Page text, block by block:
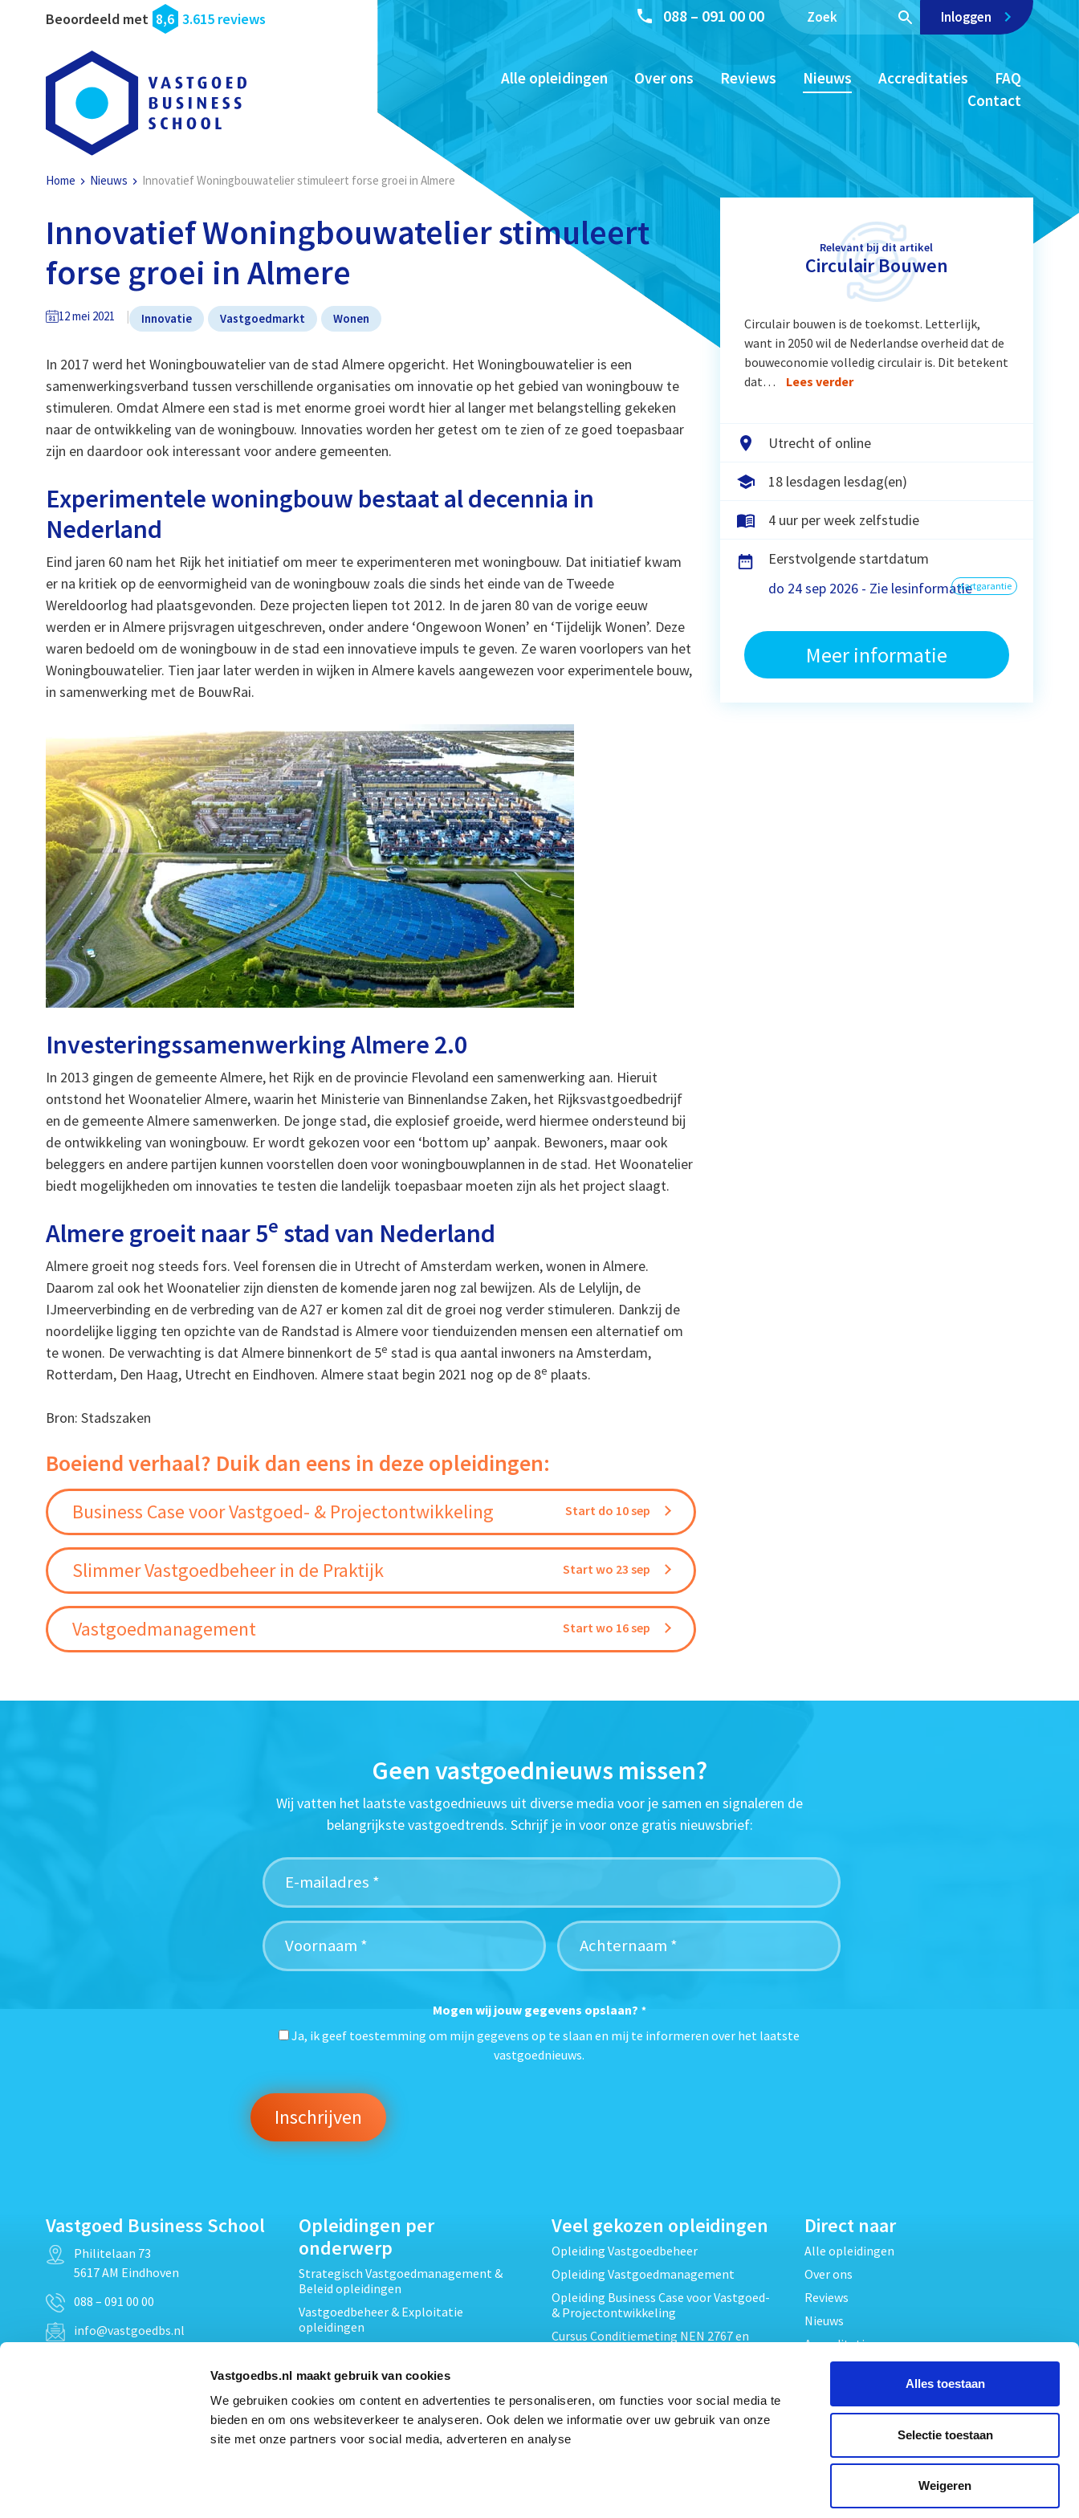
Vastgoedbs.nl maakt gebruik van cookies
We gebruiken cookies om content en advertenties te personaliseren, om functies voor social media te
bieden en om ons websiteverkeer te analyseren. Ook delen we informatie over uw gebruik van onze
site met onze partners voor social media, adverteren en analyse
Alles toestaan
Selectie toestaan
Weigeren
Beoordeeld met 8,6 3.615 reviews 088 – 091 00 00 Inloggen
Alle opleidingen Over ons Reviews Nieuws Accreditaties
FAQ
Contact
Home Nieuws Innovatief Woningbouwatelier stimuleert forse groei in Almere
Innovatief Woningbouwatelier stimuleert
forse groei in Almere
12 mei 2021 Innovatie Vastgoedmarkt Wonen
In 2017 werd het Woningbouwatelier van de stad Almere opgericht. Het Woningbouwatelier is een
samenwerkingsverband tussen verschillende organisaties om innovatie op het gebied van woningbouw te
stimuleren. Omdat Almere een stad is met enorme groei wordt hier al langer met belangstelling gekeken
naar de ontwikkeling van de woningbouw. Innovaties worden her getest om te zien of ze goed toepasbaar
zijn en daardoor ook interessant voor andere gemeenten.
Experimentele woningbouw bestaat al decennia in
Nederland
Eind jaren 60 nam het Rijk het initiatief om meer te experimenteren met woningbouw. Dat initiatief kwam
er na kritiek op de eenvormigheid van de woningbouw zoals die sinds het einde van de Tweede
Wereldoorlog had plaatsgevonden. Deze projecten liepen tot 2012. In de jaren 80 van de vorige eeuw
werden er in Almere prijsvragen uitgeschreven, onder andere ‘Ongewoon Wonen’ en ‘Tijdelijk Wonen’. Deze
waren bedoeld om de woningbouw in de stad een innovatieve impuls te geven. Ze waren voorlopers van het
Woningbouwatelier. Tien jaar later werden in wijken in Almere kavels aangewezen voor experimentele bouw,
in samenwerking met de BouwRai.
Investeringssamenwerking Almere 2.0
In 2013 gingen de gemeente Almere, het Rijk en de provincie Flevoland een samenwerking aan. Hieruit
ontstond het Woonatelier Almere, waarin het Ministerie van Binnenlandse Zaken, het Rijksvastgoedbedrijf
en de gemeente Almere samenwerken. De jonge stad, die explosief groeide, werd hiermee ondersteund bij
de ontwikkeling van woningbouw. Er wordt gekozen voor een ‘bottom up’ aanpak. Bewoners, maar ook
beleggers en andere partijen kunnen voorstellen doen voor woningbouwplannen in de stad. Het Woonatelier
biedt mogelijkheden om innovaties te testen die landelijk toepasbaar moeten zijn als het project slaagt.
Almere groeit naar 5e stad van Nederland
Almere groeit nog steeds fors. Veel forensen die in Utrecht of Amsterdam werken, wonen in Almere.
Daarom zal ook het Woonatelier zijn diensten de komende jaren nog zal bewijzen. Als de Lelylijn, de
IJmeerverbinding en de verbreding van de A27 er komen zal dit de groei nog verder stimuleren. Dankzij de
noordelijke ligging ten opzichte van de Randstad is Almere voor tienduizenden mensen een alternatief om
te wonen. De verwachting is dat Almere binnenkort de 5e stad is qua aantal inwoners na Amsterdam,
Rotterdam, Den Haag, Utrecht en Eindhoven. Almere staat begin 2021 nog op de 8e plaats.
Bron: Stadszaken
Boeiend verhaal? Duik dan eens in deze opleidingen:
Business Case voor Vastgoed- & Projectontwikkeling Start do 10 sep
Slimmer Vastgoedbeheer in de Praktijk Start wo 23 sep
Vastgoedmanagement Start wo 16 sep
Relevant bij dit artikel
Circulair Bouwen
Circulair bouwen is de toekomst. Letterlijk,
want in 2050 wil de Nederlandse overheid dat de
bouweconomie volledig circulair is. Dit betekent
dat…
Lees verder
Utrecht of online
18 lesdagen lesdag(en)
4 uur per week zelfstudie
Eerstvolgende startdatum
do 24 sep 2026 - Zie lesinformatiestartgarantie
Meer informatie
Geen vastgoednieuws missen?
Wij vatten het laatste vastgoednieuws uit diverse media voor je samen en signaleren de
belangrijkste vastgoedtrends. Schrijf je in voor onze gratis nieuwsbrief:
Mogen wij jouw gegevens opslaan? *
Ja, ik geef toestemming om mijn gegevens op te slaan en mij te informeren over het laatste
vastgoednieuws.
Vastgoed Business School
Philitelaan 73
5617 AM Eindhoven
088 – 091 00 00
info@vastgoedbs.nl
Opleidingen per
onderwerp
Strategisch Vastgoedmanagement &
Beleid opleidingen
Vastgoedbeheer & Exploitatie
opleidingen
Projectontwikkeling &
Techniek, Onderhoud & Inspectie
Opleidingen
Verduurzaming en Energieprestatie
Veel gekozen opleidingen
Opleiding Vastgoedbeheer
Opleiding Vastgoedmanagement
Opleiding Business Case voor Vastgoed-
& Projectontwikkeling
Cursus Conditiemeting NEN 2767 en
Cursus EP-W Basis Woningen
Opleiding Professioneel VvE-beheer
Opleiding Projectleider Vastgoed
Direct naar
Alle opleidingen
Over ons
Reviews
Nieuws
Accreditaties
Algemene voorwaarden
Privacy verklaring